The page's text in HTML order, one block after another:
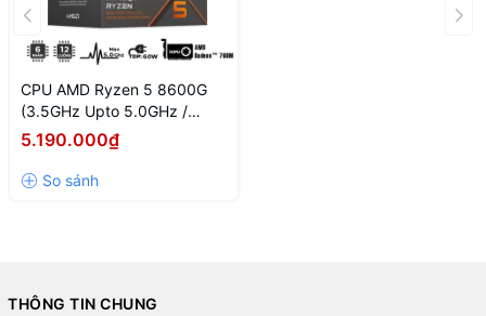
CPU AMD Ryzen 5 8600G
(3.5GHz Upto 5.0GHz /
22MB / 6 Cores, 12 Threads
/ 65W / Socket AM5)
5.190.000₫
THÔNG TIN CHUNG